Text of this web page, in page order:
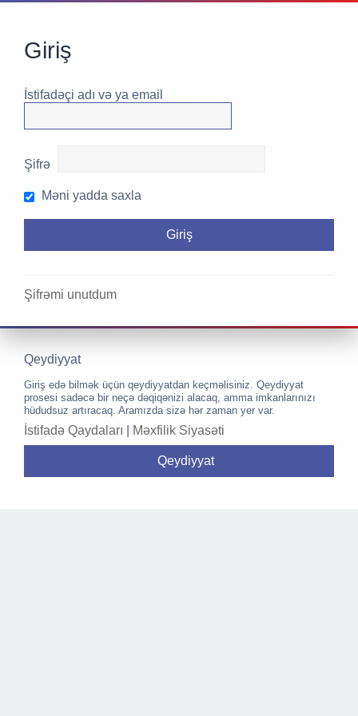
Giriş
İstifadəçi adı və ya email
Şifrə
Məni yadda saxla
Şifrəmi unutdum
Qeydiyyat
Giriş edə bilmək üçün qeydiyyatdan keçməlisiniz. Qeydiyyat
prosesi sadəcə bir neçə dəqiqənizi alacaq, amma imkanlarınızı
hüdudsuz artıracaq. Aramızda sizə hər zaman yer var.
İstifadə Qaydaları Məxfilik Siyasəti
Qeydiyyat